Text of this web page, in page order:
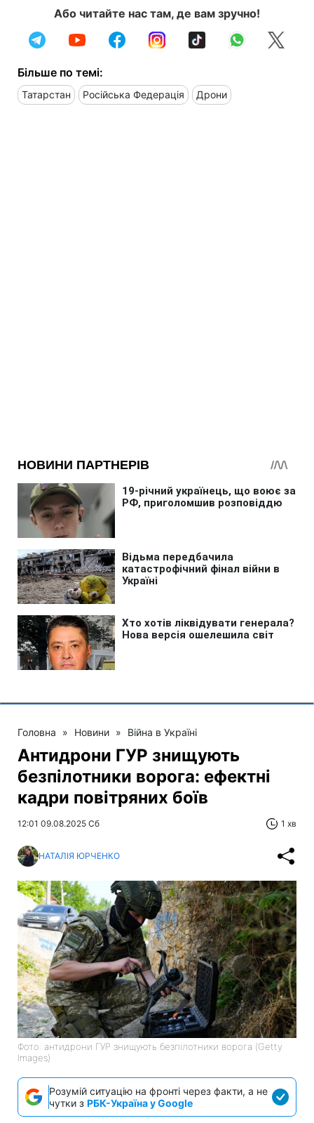
Або читайте нас там, де вам зручно!
Більше по темі:
Татарстан Російська Федерація Дрони
Головна » Новини » Війна в Україні
Антидрони ГУР знищують
безпілотники ворога: ефектні
кадри повітряних боїв
12:01 09.08.2025 Сб 1 хв
НАТАЛІЯ ЮРЧЕНКО
Фото: антидрони ГУР знищують безпілотники ворога (Getty
Images)
Розумій ситуацію на фронті через факти, а не
чутки з РБК-Україна у Google